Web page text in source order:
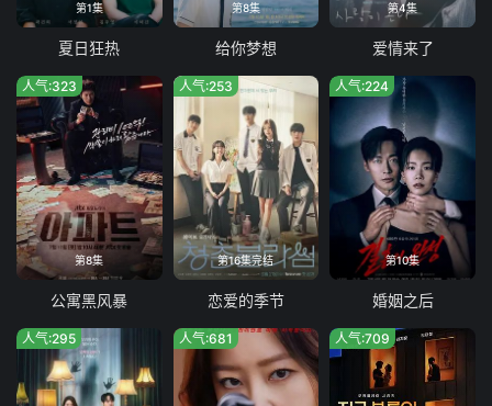
第1集
夏日狂热
第8集
给你梦想
第4集
爱情来了
第8集
人气:323
公寓黑风暴
第16集完结
人气:253
恋爱的季节
第10集
人气:224
婚姻之后
人气:295 人气:681 人气:709